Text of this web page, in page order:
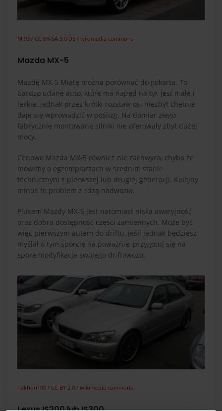
M 93 / CC BY-SA 3.0 DE / wikimedia commons
Mazda MX-5
Mazdę MX-5 Miatę można porównać do gokarta. To
bardzo udane auto, które ma napęd na tył, jest małe i
lekkie. jednak przez krótki rozstaw osi niezbyt chętnie
daje się wprowadzić w poślizg. Na domiar złego
fabrycznie montowane silniki nie oferowały zbyt dużej
mocy.
Cenowo Mazda MX-5 również nie zachwyca, chyba że
mówimy o egzemplarzach w średnim stanie
technicznym z pierwszej lub drugiej generacji. Kolejny
minus to problem z rdzą nadwozia.
Plusem Mazdy MX-5 jest natomiast niska awaryjność
oraz dobra dostępność części zamiennych. Może być
więc pierwszym autem do driftu, jeśli jednak będziesz
myślał o tym sporcie na poważnie, przygotuj się na
spore modyfikacje swojego driftowozu.
nakhon100 / CC BY 2.0 / wikimedia commons